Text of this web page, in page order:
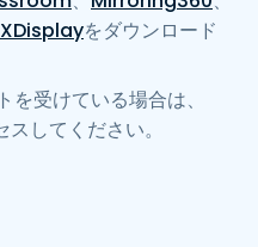
をダウンロード
受けている場合は、
スしてください。